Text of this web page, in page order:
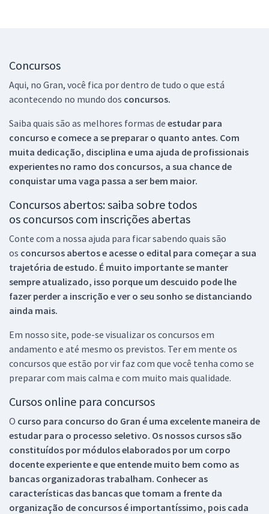
Concursos
Aqui, no Gran, você fica por dentro de tudo o que está
acontecendo no mundo dos concursos.
Saiba quais são as melhores formas de estudar para
concurso e comece a se preparar o quanto antes. Com
muita dedicação, disciplina e uma ajuda de profissionais
experientes no ramo dos concursos, a sua chance de
conquistar uma vaga passa a ser bem maior.
Concursos abertos: saiba sobre todos
os concursos com inscrições abertas
Conte com a nossa ajuda para ficar sabendo quais são
os concursos abertos e acesse o edital para começar a sua
trajetória de estudo. É muito importante se manter
sempre atualizado, isso porque um descuido pode lhe
fazer perder a inscrição e ver o seu sonho se distanciando
ainda mais.
Em nosso site, pode-se visualizar os concursos em
andamento e até mesmo os previstos. Ter em mente os
concursos que estão por vir faz com que você tenha como se
preparar com mais calma e com muito mais qualidade.
Cursos online para concursos
O curso para concurso do Gran é uma excelente maneira de
estudar para o processo seletivo. Os nossos cursos são
constituídos por módulos elaborados por um corpo
docente experiente e que entende muito bem como as
bancas organizadoras trabalham. Conhecer as
características das bancas que tomam a frente da
organização de concursos é importantíssimo, pois cada